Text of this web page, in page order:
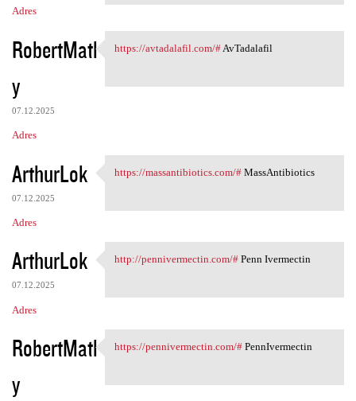
Adres
RobertMatl
y
07.12.2025
Adres
https://avtadalafil.com/#
https://avtadalafil.com/#AvTadalafil
ArthurLok
07.12.2025
Adres
https://massantibiotics.com/#
https://massantibiotics.com/#MassAntibiotics
ArthurLok
07.12.2025
Adres
http://pennivermectin.com/#
http://pennivermectin.com/#Penn Ivermectin
RobertMatl
y
https://pennivermectin.com/#
https://pennivermectin.com/#PennIvermectin